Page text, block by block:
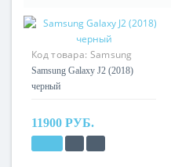
Код товара: Samsung
Galaxy J2 (2018)
Samsung Galaxy J2 (2018)
черный
11900 РУБ.